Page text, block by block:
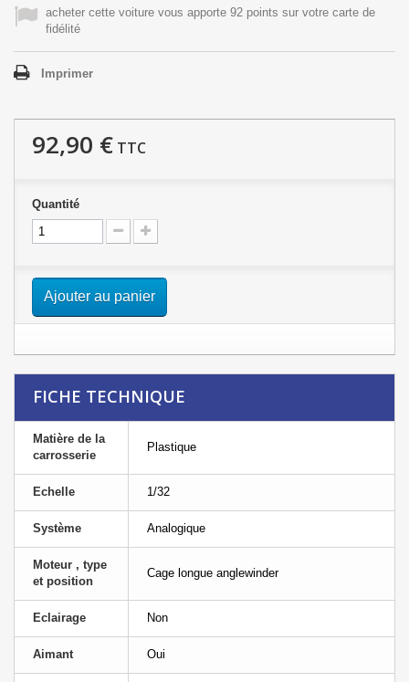
acheter cette voiture vous apporte 92 points sur votre carte de
fidélité
Imprimer
92,90 € TTC
Quantité
Ajouter au panier
FICHE TECHNIQUE
Matière de la
carrosserie
Plastique
Echelle 1/32
Système Analogique
Moteur , type
et position
Cage longue anglewinder
Eclairage Non
Aimant Oui